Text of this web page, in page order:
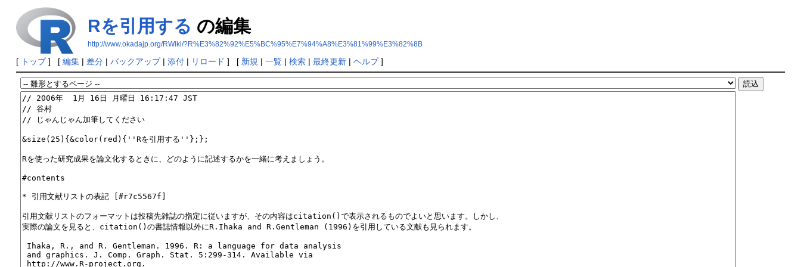
Rを引用する の編集
http://www.okadajp.org/RWiki/?R%E3%82%92%E5%BC%95%E7%94%A8%E3%81%99%E3%82%8B
[ トップ] [ 編集| 差分| バックアップ| 添付| リロード ] [ 新規 | 一覧| 検索| 最終更新| ヘルプ]